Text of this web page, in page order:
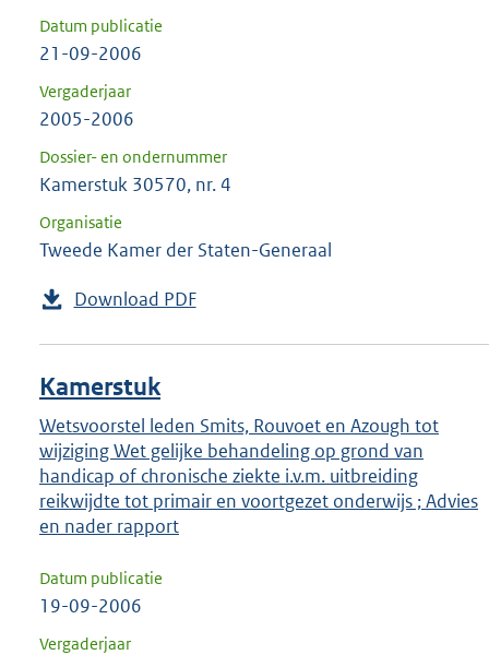
Datum publicatie
21-09-2006
Vergaderjaar
2005-2006
Dossier- en ondernummer
Kamerstuk 30570, nr. 4
Organisatie
Tweede Kamer der Staten-Generaal
Download PDF
Kamerstuk
Wetsvoorstel leden Smits, Rouvoet en Azough tot
wijziging Wet gelijke behandeling op grond van
handicap of chronische ziekte i.v.m. uitbreiding
reikwijdte tot primair en voortgezet onderwijs ; Advies
en nader rapport
Datum publicatie
19-09-2006
Vergaderjaar